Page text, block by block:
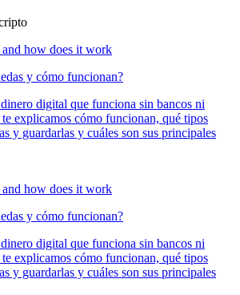
y cómo funcionan?
digital que funciona sin bancos ni
explicamos cómo funcionan, qué tipos
y guardarlas y cuáles son sus principales
y cómo funcionan?
digital que funciona sin bancos ni
explicamos cómo funcionan, qué tipos
y guardarlas y cuáles son sus principales